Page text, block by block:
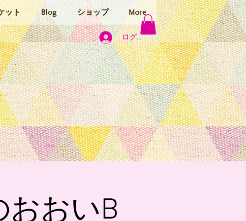
ット Blog ショップ More
ログイン
おいB